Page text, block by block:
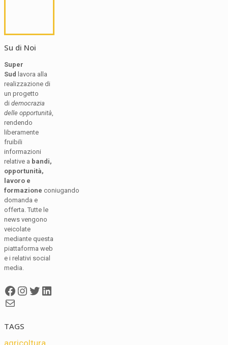
Su di Noi
Super
Sud lavora alla
realizzazione di
un progetto
di democrazia
delle opportunità
rendendo
liberamente
fruibili
informazioni
relative a bandi,
opportunità,
lavoro e
formazione coniugando
domanda e
offerta. Tutte le
news vengono
veicolate
mediante questa
piattaforma web
e i relativi social
media.
Facebook
Instagram
Twitter
LinkedIn
Mail
TAGS